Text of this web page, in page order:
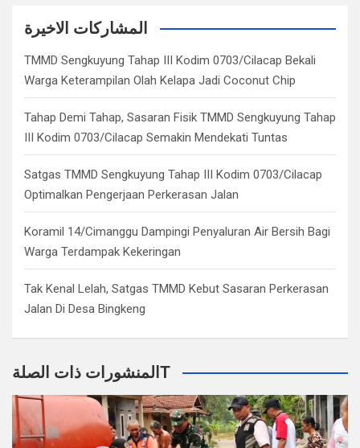
c
المشاركات الاخيرة
TMMD Sengkuyung Tahap III Kodim 0703/Cilacap Bekali
Warga Keterampilan Olah Kelapa Jadi Coconut Chip
Tahap Demi Tahap, Sasaran Fisik TMMD Sengkuyung Tahap
III Kodim 0703/Cilacap Semakin Mendekati Tuntas
Satgas TMMD Sengkuyung Tahap III Kodim 0703/Cilacap
Optimalkan Pengerjaan Perkerasan Jalan
Koramil 14/Cimanggu Dampingi Penyaluran Air Bersih Bagi
Warga Terdampak Kekeringan
Tak Kenal Lelah, Satgas TMMD Kebut Sasaran Perkerasan
Jalan Di Desa Bingkeng
المنشورات ذات الصلةT